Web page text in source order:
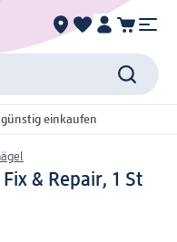
einkaufen
& Repair, 1 St